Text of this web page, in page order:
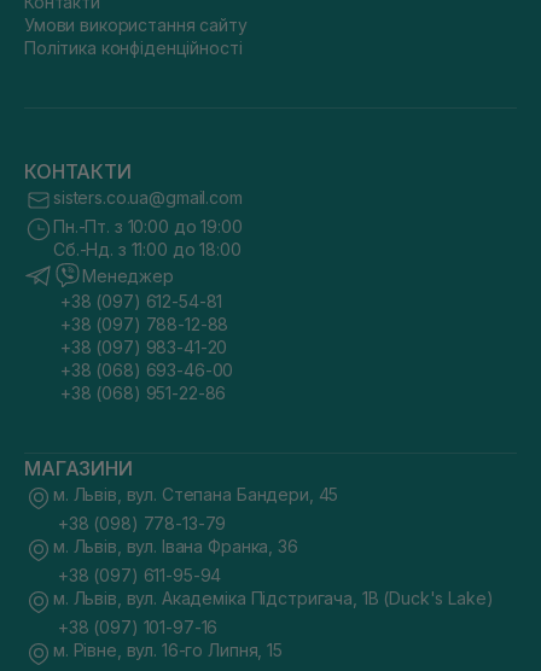
Умови використання сайту
Політика конфіденційності
КОНТАКТИ
sisters.co.ua@gmail.com
Пн.-Пт. з 10:00 до 19:00
Сб.-Нд. з 11:00 до 18:00
Менеджер
+38 (097) 612-54-81
+38 (097) 788-12-88
+38 (097) 983-41-20
+38 (068) 693-46-00
+38 (068) 951-22-86
МАГАЗИНИ
м. Львів, вул. Степана Бандери, 45
+38 (098) 778-13-79
м. Львів, вул. Івана Франка, 36
+38 (097) 611-95-94
м. Львів, вул. Академіка Підстригача, 1В (Duck's Lake)
+38 (097) 101-97-16
м. Рівне, вул. 16-го Липня, 15